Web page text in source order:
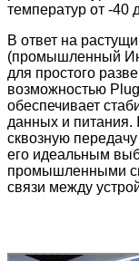
температур от -40
В ответ на
(промышленный
для простого
возможностью
обеспечивает
данных и питания.
сквозную
его идеальным
промышленными
связи между